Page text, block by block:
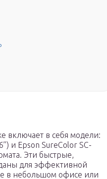
включает в себя модели:
и Epson SureColor SC-
Эти быстрые,
для эффективной
в небольшом офисе или